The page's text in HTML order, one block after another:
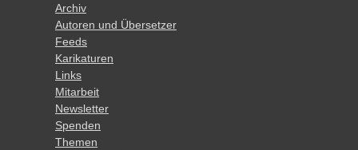
Archiv
Autoren und Übersetzer
Feeds
Karikaturen
Links
Mitarbeit
Newsletter
Spenden
Themen